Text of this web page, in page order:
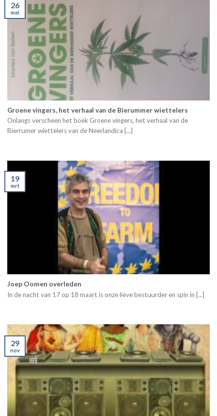
Groene vingers, het verhaal van de Bierummer wiettelers
Onlangs verscheen het boek Groene vingers, het verhaal van de
Bierrumer wiettelers van de Neerlandica [...]
26
mei
Joep Oomen overleden
In de nacht van 17 op 18 maart is onze lieve bestuurder en spin in [...]
19
mrt
29
nov